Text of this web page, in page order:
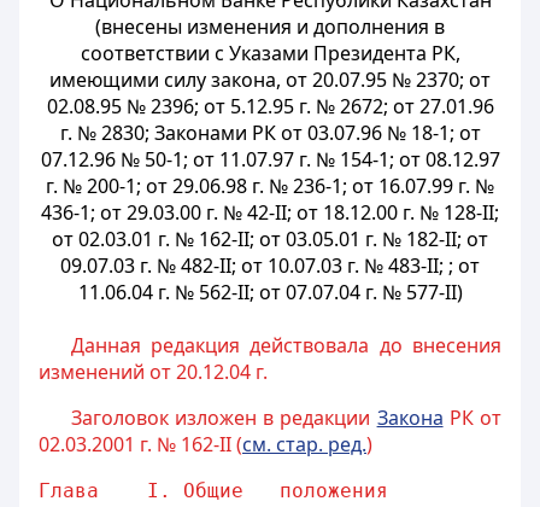
(внесены изменения и дополнения в
соответствии с Указами Президента РК,
имеющими силу закона, от 20.07.95 № 2370; от
02.08.95 № 2396; от 5.12.95 г. № 2672; от 27.01.96
г. № 2830; Законами РК от 03.07.96 № 18-1; от
07.12.96 № 50-1; от 11.07.97 г. № 154-1; от 08.12.97
г. № 200-1; от29.06.98 г. № 236-1; от 16.07.99 г. №
436-1; от 29.03.00 г. № 42-II; от 18.12.00 г. № 128-II;
от 02.03.01 г. № 162-II; от 03.05.01 г. № 182-II; от
09.07.03 г. № 482-II; от 10.07.03 г. № 483-II; ; от
11.06.04 г. № 562-II; от 07.07.04 г. № 577-II)
Данная редакция действовала до внесения
изменений от 20.12.04 г.
Заголовок изложен в редакции Закона РК от
02.03.2001 г. № 162-II (см. стар. ред.)
Глава    I. Общие   положения